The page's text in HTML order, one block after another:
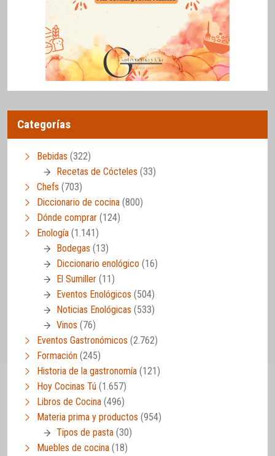
Categorías
Bebidas (322)
Recetas de Cócteles (33)
Chefs (703)
Diccionario de cocina (800)
Dónde comprar (124)
Enología (1.141)
Bodegas (13)
Diccionario enológico (16)
El Sumiller (11)
Eventos Enológicos (504)
Noticias Enológicas (533)
Vinos (76)
Eventos Gastronómicos (2.762)
Formación (245)
Historia de la gastronomía (121)
Hoy Cocinas Tú (1.657)
Libros de Cocina (496)
Materia prima y productos (954)
Tipos de pasta (30)
Muebles de cocina (18)